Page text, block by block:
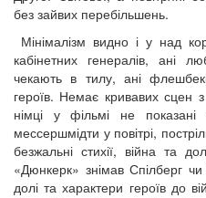
без зайвих перебільшень.
Мінімалізм видно і у над
кабінетних генералів, ані
чекають в тилу, ані
героїв. Немає кривавих сцен з
німці у фільмі не
мессершмідти у повітрі,
безжальні стихії, війна та
«Дюнкерк» знімав Спілберг
долі та характери героїв до